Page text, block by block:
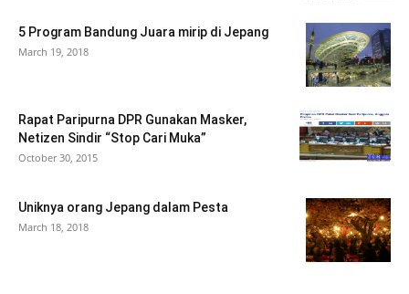
5 Program Bandung Juara mirip di Jepang
March 19, 2018
Rapat Paripurna DPR Gunakan Masker,
Netizen Sindir “Stop Cari Muka”
October 30, 2015
Uniknya orang Jepang dalam Pesta
March 18, 2018